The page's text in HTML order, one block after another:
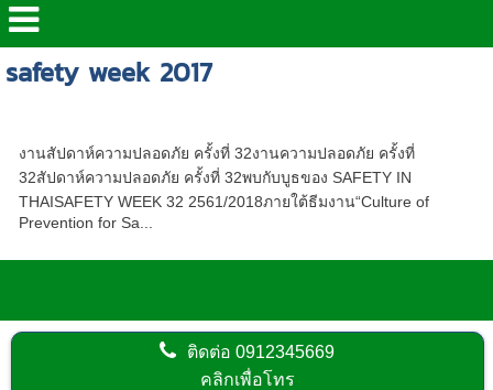
safety week 2017
งานสัปดาห์ความปลอดภัย ครั้งที่ 32งานความปลอดภัย ครั้งที่
32สัปดาห์ความปลอดภัย ครั้งที่ 32พบกับบูธของ SAFETY IN
THAISAFETY WEEK 32 2561/2018ภายใต้ธีมงาน“Culture of
Prevention for Sa...
ติดต่อ0912345669
คลิกเพื่อโทร